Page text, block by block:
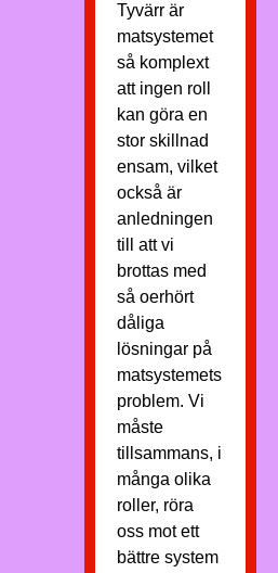
Tyvärr är
matsystemet
så komplext
att ingen roll
kan göra en
stor skillnad
ensam, vilket
också är
anledningen
till att vi
brottas med
så oerhört
dåliga
lösningar på
matsystemets
problem. Vi
måste
tillsammans, i
många olika
roller, röra
oss mot ett
bättre system